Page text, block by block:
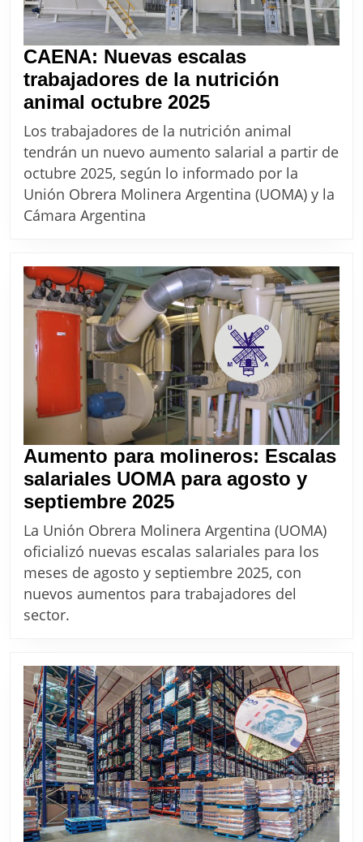
CAENA: Nuevas escalas
trabajadores de la nutrición
animal octubre 2025CAENA:
Nuevas
escalas
trabajadores
de
octubre
2025
Los trabajadores de la nutrición animal
tendrán un nuevo aumento salarial a partir de
octubre 2025, según lo informado por la
Unión Obrera Molinera Argentina (UOMA) y la
Cámara Argentina
Aumento para molineros: Escalas
salariales UOMA para agosto y
septiembre 2025Aumento
para
molineros:
Escalas
salariales
y
septiembre
2025
La Unión Obrera Molinera Argentina (UOMA)
oficializó nuevas escalas salariales para los
meses de agosto y septiembre 2025, con
nuevos aumentos para trabajadores del
sector.